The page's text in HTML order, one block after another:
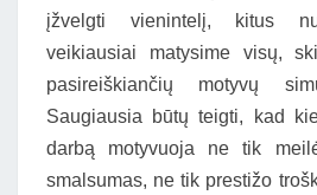
įžvelgti vienintelį, kitus
veikiausiai matysime visų,
pasireiškiančių motyvų
Saugiausia būtų teigti, kad
darbą motyvuoja ne tik
smalsumas, ne tik prestižo